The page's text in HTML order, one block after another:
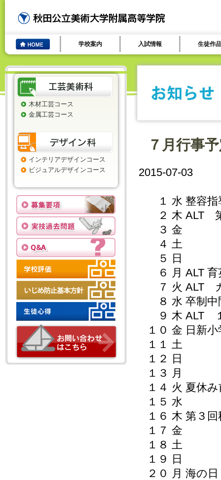
学校案内 入試情報 生徒作品
木材工芸コース
金属工芸コース
インテリアデザインコース
ビジュアルデザインコース
７月行事
2015-07-03
１ 水 整容
２ 木 ALT 第
３ 金
４ 土
５ 日
６ 月 ALT 育
７ 火 ALT
８ 水 卒制中
９ 木 ALT
１０ 金 日新
１１ 土
１２ 日
１３ 月
１４ 火 夏
１５ 水
１６ 木 第
１７ 金
１８ 土
１
２０ 月 海の日